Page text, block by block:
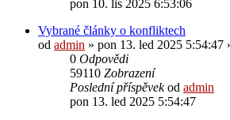
pon 10. lis 2025 6:53:06
Vybrané články o konfliktech
od admin » pon 13. led 2025 5:54:47
0 Odpovědi
59110 Zobrazení
Poslední příspěvekod admin
pon 13. led 2025 5:54:47